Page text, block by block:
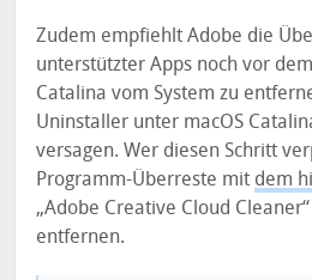
Zudem empfiehlt Adobe die
unterstützter Apps noch vor
Catalina vom System zu
Uninstaller unter macOS
versagen. Wer diesen Schritt
Programm-Überreste mit dem
„Adobe Creative Cloud
entfernen.